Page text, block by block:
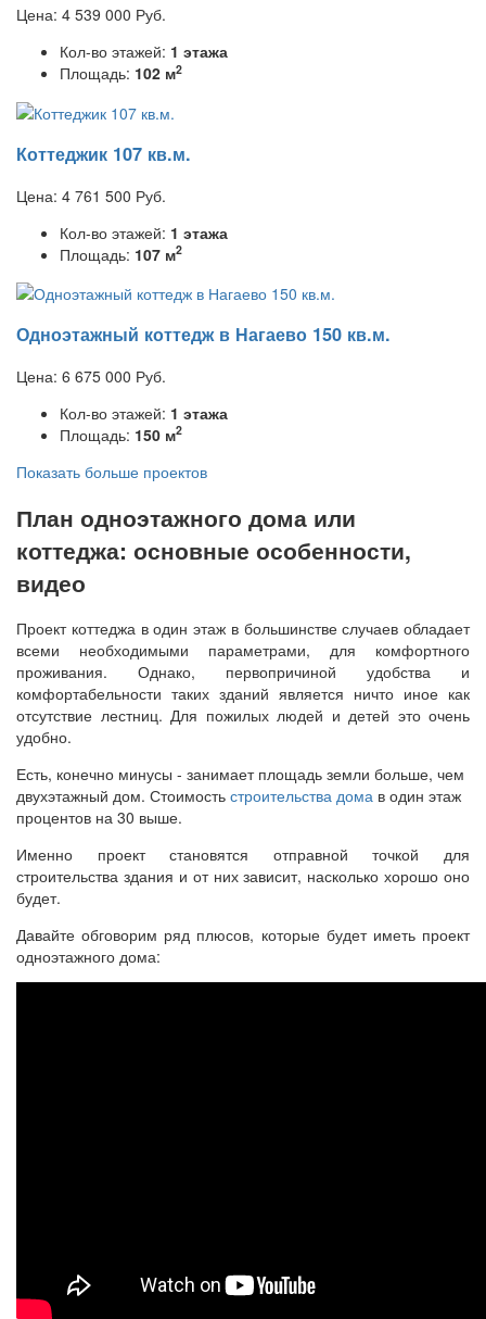
Цена: 4 539 000 Руб.
Кол-во этажей: 1 этажа
Площадь: 102 м2
Коттеджик 107 кв.м.
Цена: 4 761 500 Руб.
Кол-во этажей: 1 этажа
Площадь: 107 м2
Одноэтажный коттедж в Нагаево 150 кв.м.
Цена: 6 675 000 Руб.
Кол-во этажей: 1 этажа
Площадь: 150 м2
Показать больше проектов
План одноэтажного дома или
коттеджа: основные особенности,
видео
Проект коттеджа в один этаж в большинстве случаев обладает
всеми необходимыми параметрами, для комфортного
проживания. Однако, первопричиной удобства и
комфортабельности таких зданий является ничто иное как
отсутствие лестниц. Для пожилых людей и детей это очень
удобно.
Есть, конечно минусы - занимает площадь земли больше, чем
двухэтажный дом. Стоимость строительства дома в один этаж
процентов на 30 выше.
Именно проект становятся отправной точкой для
строительства здания и от них зависит, насколько хорошо оно
будет.
Давайте обговорим ряд плюсов, которые будет иметь проект
одноэтажного дома: